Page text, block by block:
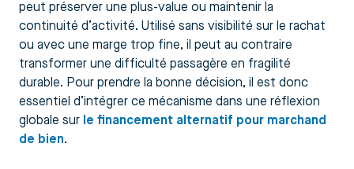
peut préserver une plus-value ou maintenir la
continuité d’activité. Utilisé sans visibilité sur le rachat
ou avec une marge trop fine, il peut au contraire
transformer une difficulté passagère en fragilité
durable. Pour prendre la bonne décision, il est donc
essentiel d’intégrer ce mécanisme dans une réflexion
globale sur le financement alternatif pour marchand
de bien.